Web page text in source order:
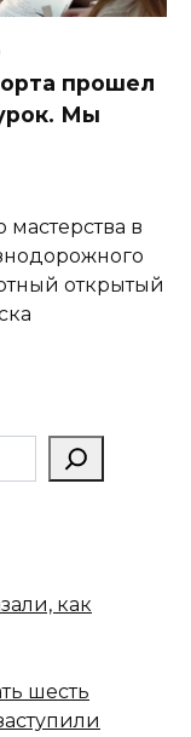
прошел
Мы
в
открытый
как
шесть